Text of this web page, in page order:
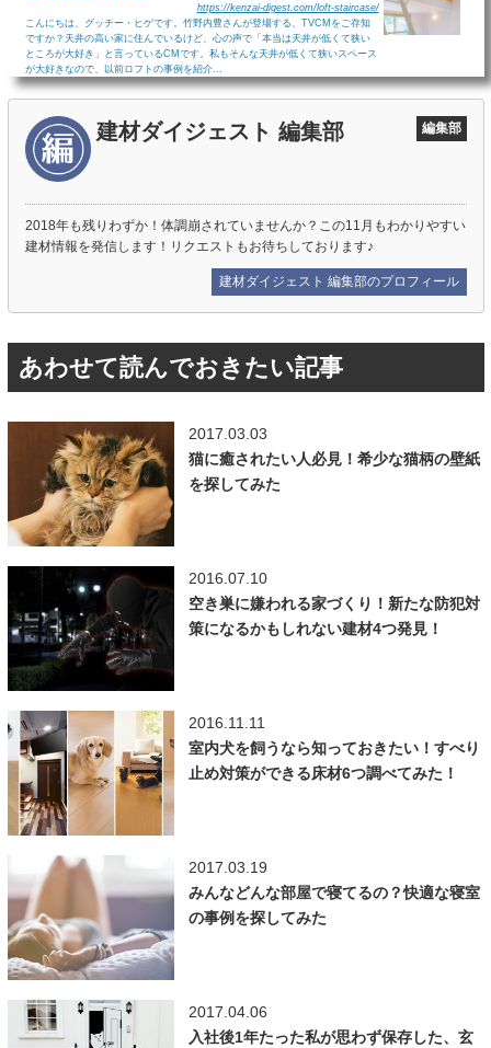
https://kenzai-digest.com/loft-staircase/
こんにちは、グッチー・ヒゲです。竹野内豊さんが登場する、TVCMをご存知
ですか？天井の高い家に住んでいるけど、心の声で「本当は天井が低くて狭い
ところが大好き」と言っているCMです。私もそんな天井が低くて狭いスペース
が大好きなので、以前ロフトの事例を紹介...
建材ダイジェスト 編集部 編集部
2018年も残りわずか！体調崩されていませんか？この11月もわかりやすい
建材情報を発信します！リクエストもお待ちしております♪
建材ダイジェスト 編集部のプロフィール
あわせて読んでおきたい記事
2017.03.03
猫に癒されたい人必見！希少な猫柄の壁紙
を探してみた
2016.07.10
空き巣に嫌われる家づくり！新たな防犯対
策になるかもしれない建材4つ発見！
2016.11.11
室内犬を飼うなら知っておきたい！すべり
止め対策ができる床材6つ調べてみた！
2017.03.19
みんなどんな部屋で寝てるの？快適な寝室
の事例を探してみた
2017.04.06
入社後1年たった私が思わず保存した、玄